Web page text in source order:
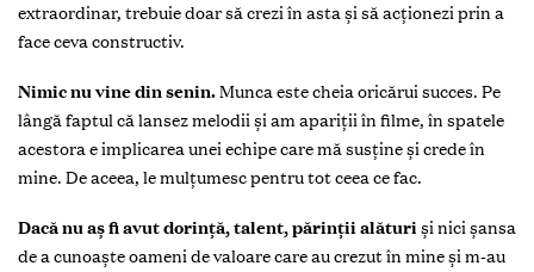
extraordinar, trebuie doar să crezi în asta și să acționezi prin a
face ceva constructiv.
Nimic nu vine din senin.Munca este cheia oricărui succes. Pe
lângă faptul că lansez melodii și am apariții în filme, în spatele
acestora e implicarea unei echipe care mă susține și crede în
mine. De aceea, le mulțumesc pentru tot ceea ce fac.
Dacă nu aș fi avut dorință, talent, părinții alături și nici șansa
de a cunoaște oameni de valoare care au crezut în mine și m-au